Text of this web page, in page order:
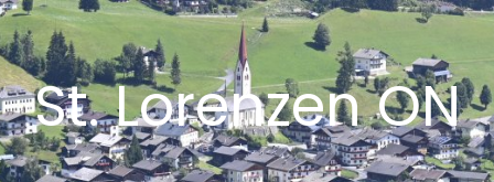
St. Lorenzen ON